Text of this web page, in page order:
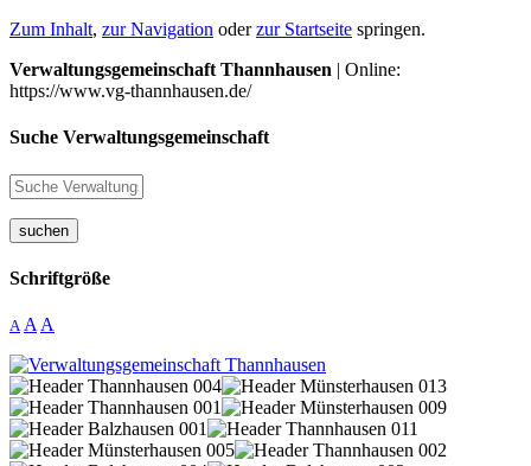
Zum Inhalt, zur Navigation oderzur Startseite springen.
Verwaltungsgemeinschaft Thannhausen | Online:
https://www.vg-thannhausen.de/
Suche Verwaltungsgemeinschaft
suchen
Schriftgröße
A A A